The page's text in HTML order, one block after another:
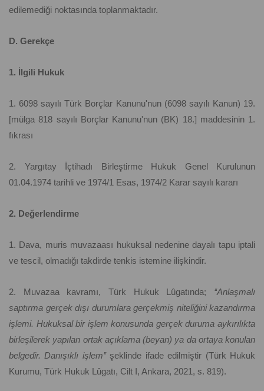
edilemediği noktasında toplanmaktadır.
D. Gerekçe
1. İlgili Hukuk
1. 6098 sayılı Türk Borçlar Kanunu'nun (6098 sayılı Kanun) 19.
[mülga 818 sayılı Borçlar Kanunu'nun (BK) 18.] maddesinin 1.
fıkrası
2. Yargıtay İçtihadı Birleştirme Hukuk Genel Kurulunun
01.04.1974 tarihli ve 1974/1 Esas, 1974/2 Karar sayılı kararı
2. Değerlendirme
1. Dava, muris muvazaası hukuksal nedenine dayalı tapu iptali
ve tescil, olmadığı takdirde tenkis istemine ilişkindir.
2. Muvazaa kavramı, Türk Hukuk Lûgatında; ‘‘Anlaşmalı
saptırma gerçek dışı durumlara gerçekmiş niteliğini kazandırma
işlemi. Hukuksal bir işlem konusunda gerçek duruma aykırılıkta
birleşilerek yapılan ortak açıklama (beyan) ya da ortaya konulan
belgedir. Danışıklı işlem’’şeklinde ifade edilmiştir (Türk Hukuk
Kurumu, Türk Hukuk Lûgatı, Cilt I, Ankara, 2021, s. 819).